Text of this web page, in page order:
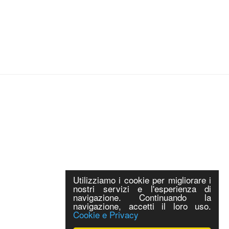
Utilizziamo i cookie per migliorare i
nostri servizi e l'esperienza di
navigazione. Continuando la
navigazione, accetti il loro uso.
Cookie e Privacy